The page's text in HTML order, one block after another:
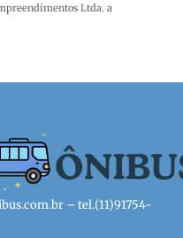
Ltda. a
– tel.(11)91754-